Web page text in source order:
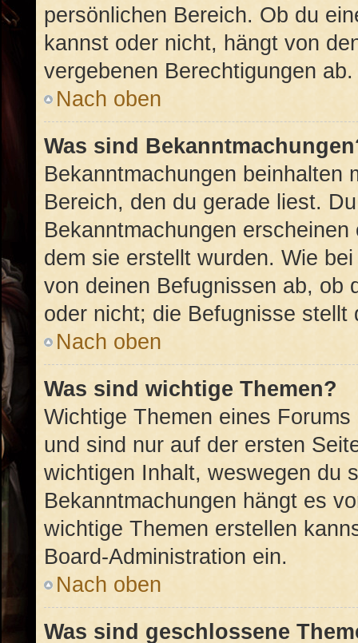
persönlichen Bereich. Ob du
kannst oder nicht, hängt von
vergebenen Berechtigungen ab.
Nach oben
Was sind
Bekanntmachungen beinhalten
Bereich, den du gerade liest.
Bekanntmachungen
dem sie erstellt wurden. Wie
von deinen Befugnissen ab, ob
oder nicht; die Befugnisse stellt
Nach oben
Was sind wichtige Themen?
Wichtige Themen eines
und sind nur auf der ersten
wichtigen Inhalt, weswegen du
Bekanntmachungen hängt es
wichtige Themen erstellen
Board-Administration ein.
Nach oben
Was sind geschlossene